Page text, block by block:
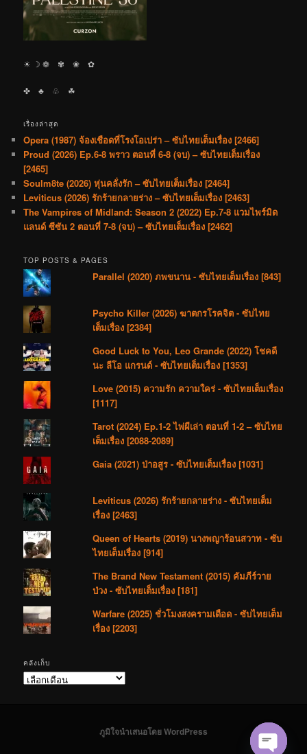
☀︎ ☽ ❁ ✾ ❀ ✿
✤ ♣︎ ♧ ☘︎
เรื่องล่าสุด
Opera (1987) จ้องเชือดที่โรงโอเปร่า – ซับไทยเต็มเรื่อง [2466]
Proud (2026) Ep.6-8 พราว ตอนที่ 6-8 (จบ) – ซับไทยเต็มเรื่อง
[2465]
Soulm8te (2026) หุ่นคลั่งรัก – ซับไทยเต็มเรื่อง [2464]
Leviticus (2026) รักร้ายกลายร่าง – ซับไทยเต็มเรื่อง [2463]
The Vampires of Midland: Season 2 (2022) Ep.7-8 แวมไพร์มิด
แลนด์ ซีซัน 2 ตอนที่ 7-8 (จบ) – ซับไทยเต็มเรื่อง [2462]
TOP POSTS & PAGES
Parallel (2020) ภพขนาน - ซับไทยเต็มเรื่อง [843]
Psycho Killer (2026) ฆาตกรโรคจิต - ซับไทย
เต็มเรื่อง [2384]
Good Luck to You, Leo Grande (2022) โชคดี
นะ ลีโอ แกรนด์ - ซับไทยเต็มเรื่อง [1353]
Love (2015) ความรัก ความใคร่ - ซับไทยเต็มเรื่อง
[1117]
Tarot (2024) Ep.1-2 ไพ่ผีเล่า ตอนที่ 1-2 – ซับไทย
เต็มเรื่อง [2088-2089]
Gaia (2021) ป่าอสูร - ซับไทยเต็มเรื่อง [1031]
Leviticus (2026) รักร้ายกลายร่าง - ซับไทยเต็ม
เรื่อง [2463]
Queen of Hearts (2019) นางพญาร้อนสวาท - ซับ
ไทยเต็มเรื่อง [914]
The Brand New Testament (2015) คัมภีร์วาย
ป่วง - ซับไทยเต็มเรื่อง [181]
Warfare (2025) ชั่วโมงสงครามเดือด - ซับไทยเต็ม
เรื่อง [2203]
คลังเก็บ
คลัง
ภูมิใจนำเสนอโดย WordPress